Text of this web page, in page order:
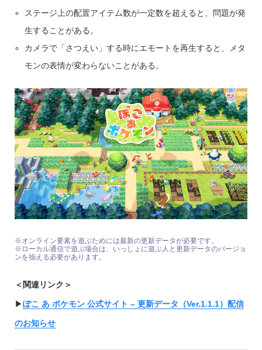
ステージ上の配置アイテム数が一定数を超えると、問題が発
生することがある。
カメラで「さつえい」する時にエモートを再生すると、メタ
モンの表情が変わらないことがある。
※オンライン要素を遊ぶためには最新の更新データが必要です。
※ローカル通信で遊ぶ場合は、いっしょに遊ぶ人と更新データのバージョ
ンを揃える必要があります。
＜関連リンク＞
▶︎ぽこ あ ポケモン 公式サイト – 更新データ（Ver.1.1.1）配信
のお知らせ